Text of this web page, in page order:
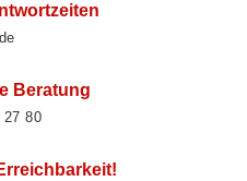
Beratung
80